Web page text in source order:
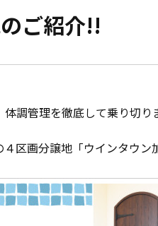
モデルハウス紹介
会社案内
経営理念・会社案内
スタッフ紹介
ご紹介!!
調管理を徹底して乗り切り
区画分譲地「ウインタウン